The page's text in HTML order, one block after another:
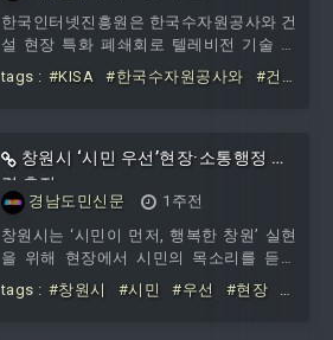
법 역사상 최대 규모 가운데 하나로 평가
되지만, 일부 작가와 창작자는 이를 승리
로 보지 않고 있다.이번 사건의 핵
한국인터넷진흥원은 한국수자원공사와 건
설 현장 특화 폐쇄회로 텔레비전 기술 개
발 및 확산을 위한 업무협약을 체결했다고
16일 밝혔다.한국인터넷진흥원 장비·인력
준을 마련하기 위해 이번 협력을 추진하게
됐다고 설명했다. 이를 통해 댐·수도 건설
현장 안전사고 예방을 지원할 방침이다.협
약에 따라 한국인터넷진흥원은 한국수자
원공사 건설 현장 실제 환경을 반영한 영
상 데이터베이스를 구축하고, 이를 기준으
로 폐
tags : #KISA #한국수자원공사와
#건
창원시 ‘시민 우선’현장·소통행정 본
격 추진
경남도민신문
1주전
창원시는 ‘시민이 먼저, 행복한 창원’ 실현
을 위해 현장에서 시민의 목소리를 듣고
이를 정책으로 연결하는 ‘시민 우선’현장·
소통행정을 본격 추진한다고 밝혔다.시는
tags : #창원시 #시민 #우선 #현장